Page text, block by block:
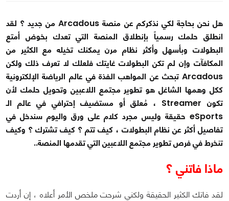
هل نحن بحاجة لكي نذكركم عن منصة Arcadous من جديد ؟ لقد
انطلق حلمك رسمياً بإنطلاق المنصة التي تعدك بخوض أمتع
البطولات وبأسهل وأكثر نظام مرن يمكنك تخيله مع الكثير من
المكافآت وإن لم تكن البطولات غايتك فلعلك لا تعرف ذلك ولكن
Arcadous تبحث عن المواهب الفذة في عالم الرياضة الإلكترونية
ككل وهمها الشاغل هو تطوير مجتمع اللاعبين وتحويل حلمك لأن
تكون Streamer ، مُعلق أو مستضيف إحترافي في عالم الـ
eSports حقيقة وليس مجرد كلام على ورق واليوم سندخل في
تفاصيل أكثر عن نظام البطولات ، كيف تتم ؟ كيف تشترك ؟ وكيف
تنخرط في فرص تطوير مجتمع اللاعبين التي تقدمها المنصة..
ماذا فاتني ؟
لقد فاتك الكثير الحقيقة ولكني شرحت ملخص الأمر أعلاه ، إن أردت